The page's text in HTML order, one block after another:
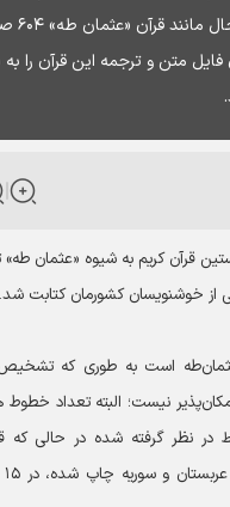
سطر است و در عین حال مانند
فایل متن و ترجمه این قرآن را به
قرآن کریم به شیوه «عثمان طه»
خوشنویسان کشورمان کتابت شد.
است به طوری که تشخیص
نیست؛ البته تعداد خطوط
۱۴ خط در نظر گرفته شده در حالی
«عثمان طه»